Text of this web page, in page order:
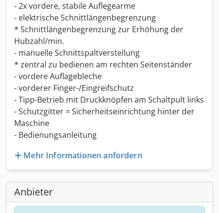
- 2x vordere, stabile Auflegearme
- elektrische Schnittlängenbegrenzung
* Schnittlängenbegrenzung zur Erhöhung der
Hubzahl/min.
- manuelle Schnittspaltverstellung
* zentral zu bedienen am rechten Seitenständer
- vordere Auflagebleche
- vorderer Finger-/Eingreifschutz
- Tipp-Betrieb mit Druckknöpfen am Schaltpult links
- Schutzgitter = Sicherheitseinrichtung hinter der
Maschine
- Bedienungsanleitung
Mehr Informationen anfordern
Anbieter